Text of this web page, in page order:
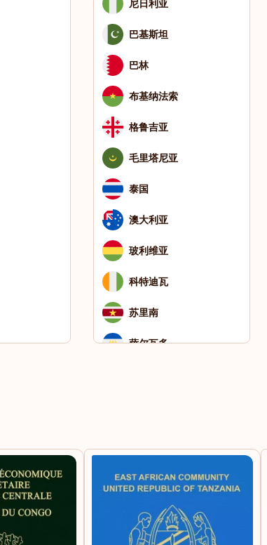
尼日利亚
巴基斯坦
巴林
布基纳法索
格鲁吉亚
毛里塔尼亚
泰国
澳大利亚
玻利维亚
科特迪瓦
苏里南
萨尔瓦多
阿曼